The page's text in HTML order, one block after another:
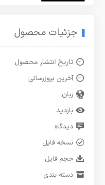
جزئیات محصول
تاریخ انتشار محصول
آخرین بروزرسانی
زبان
بازدید
دیدگاه
نسخه فایل
حجم فایل
دسته بندی